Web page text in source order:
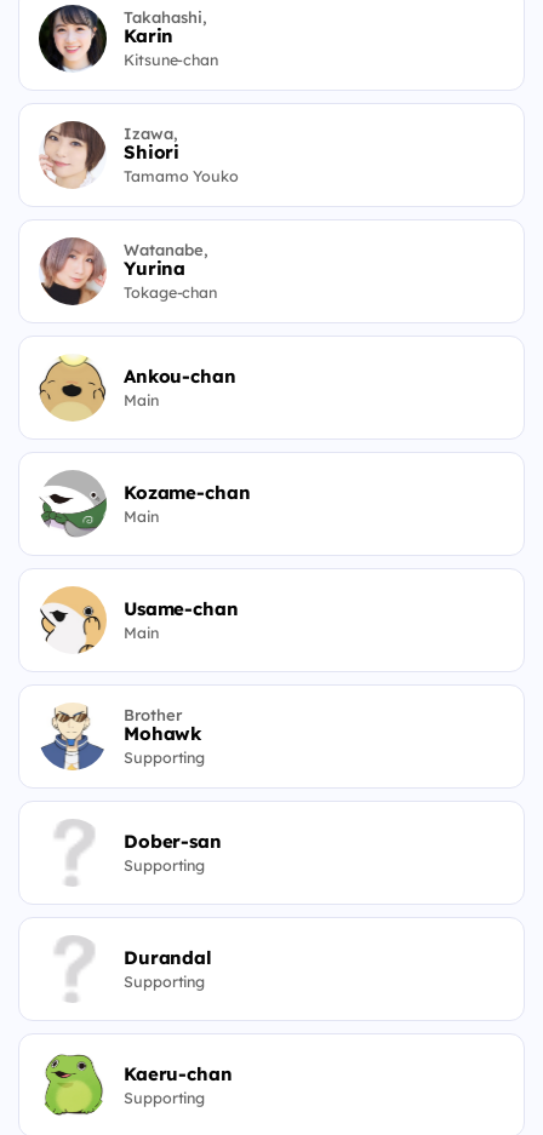
Takahashi,
Karin
Kitsune-chan
Izawa,
Shiori
Tamamo Youko
Watanabe,
Yurina
Tokage-chan
Ankou-chan
Main
Kozame-chan
Main
Usame-chan
Main
Brother
Mohawk
Supporting
Dober-san
Supporting
Durandal
Supporting
Kaeru-chan
Supporting